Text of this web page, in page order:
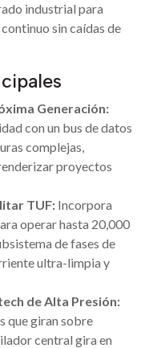
industrial para
sin caídas de
Generación:
con un bus de datos
complejas,
proyectos
TUF: Incorpora
operar hasta 20,000
de fases de
ultra-limpia y
de Alta Presión:
que giran sobre
central gira en